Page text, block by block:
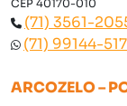
CEP 40170-010
(71) 3561-
(71) 99144-
ARCOZELO –